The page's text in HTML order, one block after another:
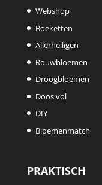
Webshop
Boeketten
Allerheiligen
Rouwbloemen
Droogbloemen
Doos vol
DIY
Bloemenmatch
PRAKTISCH